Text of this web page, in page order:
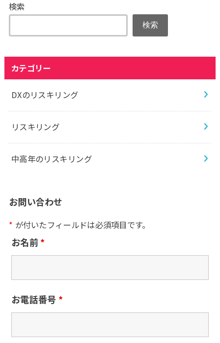
検索
検索
カテゴリー
DXのリスキリング
リスキリング
中高年のリスキリング
お問い合わせ
* が付いたフィールドは必須項目です。
お名前*
お電話番号 *